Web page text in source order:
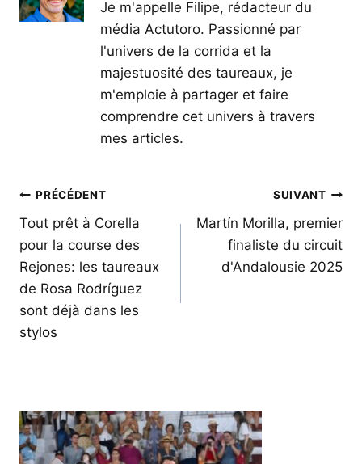
Je m'appelle Filipe, rédacteur du
média Actutoro. Passionné par
l'univers de la corrida et la
majestuosité des taureaux, je
m'emploie à partager et faire
comprendre cet univers à travers
mes articles.
Navigation
de
l’article
PRÉCÉDENT
Tout prêt à Corella
pour la course des
Rejones: les taureaux
de Rosa Rodríguez
sont déjà dans les
stylos
SUIVANT
Martín Morilla, premier
finaliste du circuit
d'Andalousie 2025